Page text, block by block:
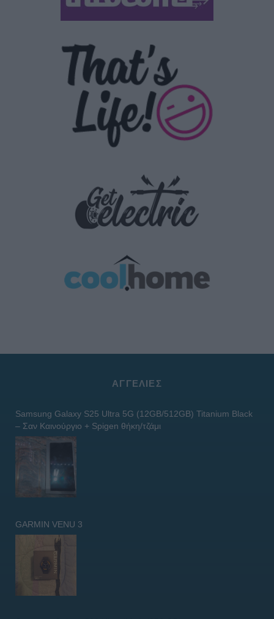
ΑΓΓΕΛΊΕΣ
Samsung Galaxy S25 Ultra 5G (12GB/512GB) Titanium Black
– Σαν Καινούργιο + Spigen θήκη/τζάμι
GARMIN VENU 3